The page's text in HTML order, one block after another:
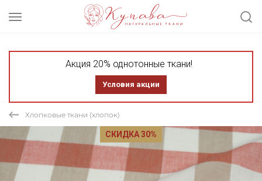
Акция 20% однотонные ткани!
Условия акции
Хлопковые ткани (хлопок)
СКИДКА 30%